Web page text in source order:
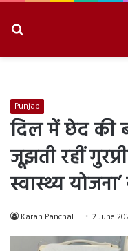
Punjab
दिल में छेद की
जूझती रहीं
स्वास्थ्य
Karan Panchal 2 June